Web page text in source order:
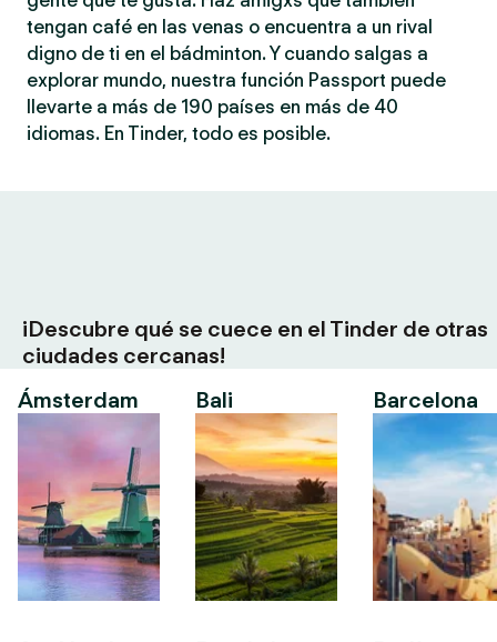
tengan café en las venas o encuentra a un rival
digno de ti en el bádminton. Y cuando salgas a
explorar mundo, nuestra función Passport puede
llevarte a más de 190 países en más de 40
idiomas. En Tinder, todo es posible.
¡Descubre qué se cuece en el Tinder de otras
ciudades cercanas!
Ámsterdam
Bali Barcelona